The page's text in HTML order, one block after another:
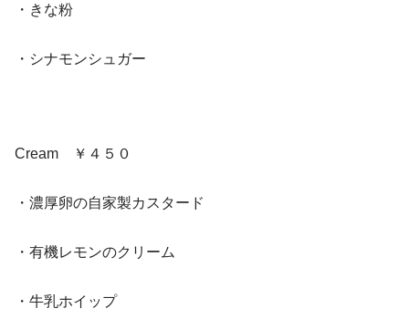
・きな粉
・シナモンシュガー
Cream ￥４５０
・濃厚卵の自家製カスタード
・有機レモンのクリーム
・牛乳ホイップ